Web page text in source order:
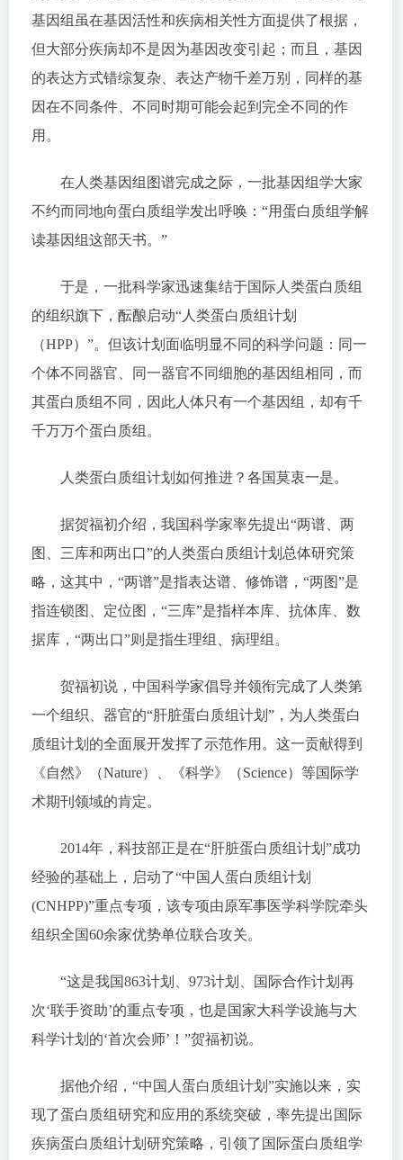
基因组虽在基因活性和疾病相关性方面提供了根据，
但大部分疾病却不是因为基因改变引起；而且，基因
的表达方式错综复杂、表达产物千差万别，同样的基
因在不同条件、不同时期可能会起到完全不同的作
用。
在人类基因组图谱完成之际，一批基因组学大家
不约而同地向蛋白质组学发出呼唤：“用蛋白质组学解
读基因组这部天书。”
于是，一批科学家迅速集结于国际人类蛋白质组
的组织旗下，酝酿启动“人类蛋白质组计划
（HPP）”。但该计划面临明显不同的科学问题：同一
个体不同器官、同一器官不同细胞的基因组相同，而
其蛋白质组不同，因此人体只有一个基因组，却有千
千万万个蛋白质组。
人类蛋白质组计划如何推进？各国莫衷一是。
据贺福初介绍，我国科学家率先提出“两谱、两
图、三库和两出口”的人类蛋白质组计划总体研究策
略，这其中，“两谱”是指表达谱、修饰谱，“两图”是
指连锁图、定位图，“三库”是指样本库、抗体库、数
据库，“两出口”则是指生理组、病理组。
贺福初说，中国科学家倡导并领衔完成了人类第
一个组织、器官的“肝脏蛋白质组计划”，为人类蛋白
质组计划的全面展开发挥了示范作用。这一贡献得到
《自然》（Nature）、《科学》（Science）等国际学
术期刊领域的肯定。
2014年，科技部正是在“肝脏蛋白质组计划”成功
经验的基础上，启动了“中国人蛋白质组计划
(CNHPP)”重点专项，该专项由原军事医学科学院牵头
组织全国60余家优势单位联合攻关。
“这是我国863计划、973计划、国际合作计划再
次‘联手资助’的重点专项，也是国家大科学设施与大
科学计划的‘首次会师’！”贺福初说。
据他介绍，“中国人蛋白质组计划”实施以来，实
现了蛋白质组研究和应用的系统突破，率先提出国际
疾病蛋白质组计划研究策略，引领了国际蛋白质组学